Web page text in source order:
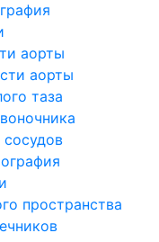
аорты
аорты
таза
пространства